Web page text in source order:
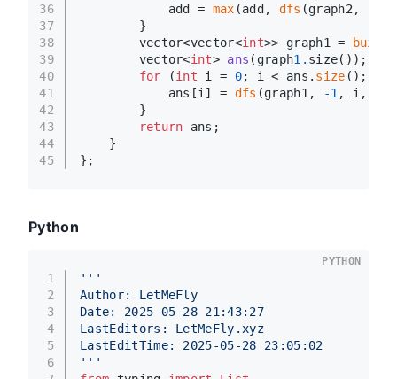
36
37
38
39
40
41
42
43
44
45
            add =
max (add, dfs (graph2,
        }
        vector<vector<
int>> graph1 =
vector<int> ans (graph1. size()) ;
for (int i = 0; i < ans. size ();
            ans[i] =
dfs (graph1, -1 , i, k)
        }
return ans;
    }
};
Python
1
2
3
4
5
6
'''
Author: LetMeFly
Date: 2025-05-28 21:43:27
LastEditors: LetMeFly.xyz
LastEditTime: 2025-05-28 23:05:02
'''
PYTHON